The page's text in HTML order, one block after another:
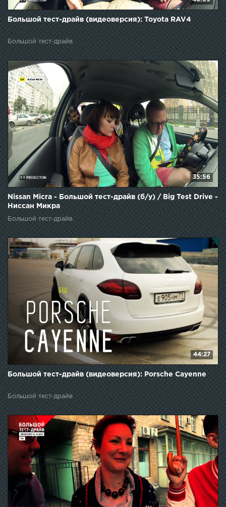
Большой тест-драйв (видеоверсия): Toyota RAV4
Большой тест-драйв
35:56
Nissan Micra - Большой тест-драйв (б/у) / Big Test Drive -
Ниссан Микра
Большой тест-драйв
44:27
Большой тест-драйв (видеоверсия): Porsche Cayenne
Большой тест-драйв